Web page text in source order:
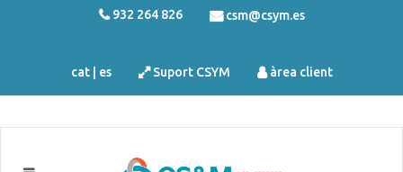
932 264 826 csm@csym.es
cat| es Suport CSYM àrea client